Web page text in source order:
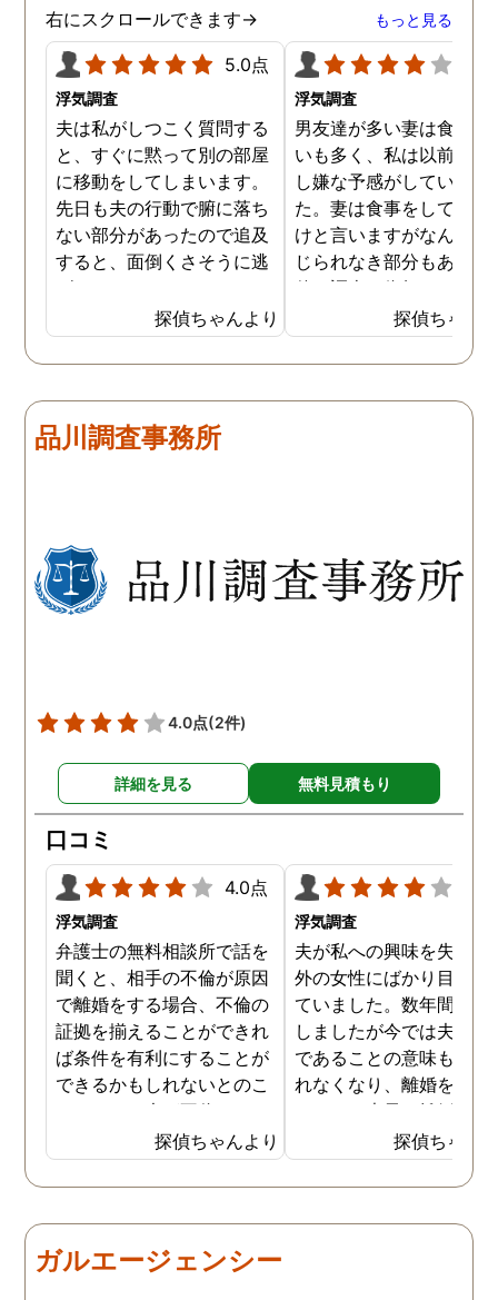
ましたが、真実を知るこ
ができて良かったです。
右にスクロールできます→ もっと見る
5.0点
浮気調査
夫は私がしつこく質問する
と、すぐに黙って別の部屋
に移動をしてしまいます。
先日も夫の行動で腑に落ち
ない部分があったので追及
すると、面倒くさそうに逃
げてしまいました。そこで
探偵に夫の行動について調
査をしてもらうと、やはり
私の想像通り女と頻繁に会
た。さらに探偵が入手した
証拠から二人が肉体関係を
私が夫を疑うだけでは夫の
不倫の実態を知ることがで
きませんでしたので、真相
探偵ちゃんより
浮気調査
男友達が多い妻は食事の
いも多く、私は以前から
し嫌な予感がしていまし
た。妻は食事をしている
けと言いますがなんとも
じられなき部分もあり、
偵に調査を依頼しました
妻は定期的に男友達と食
に出かけているため、調
日は簡単に決めることが
果、妻が男友達と食事だ
した。想像以上に妻の浮
の状態が酷かったので、
然としてしまいました。
探偵ちゃん
品川調査事務所
4.0点(2件)
詳細を見る 無料見積もり
口コミ
4.0点
浮気調査
弁護士の無料相談所で話を
聞くと、相手の不倫が原因
で離婚をする場合、不倫の
証拠を揃えることができれ
ば条件を有利にすることが
できるかもしれないとのこ
とでした。夫が不倫をして
いるのは確実なのですが、
私の証言だけでは効力が弱
いようです。弁護士のアド
の証拠を集めてもらうこと
にしました。夫は私への関
探偵ちゃんより
浮気調査
夫が私への興味を失くし
外の女性にばかり目を向
ていました。数年間は我
しましたが今では夫と夫
であることの意味も感じ
れなくなり、離婚を決意
ました。素早く離婚を成
させるためには夫の不倫
証拠を手に入れることが
っ取り早く、探偵に調査
行動パターンを伝え、予
探偵ちゃん
ガルエージェンシー